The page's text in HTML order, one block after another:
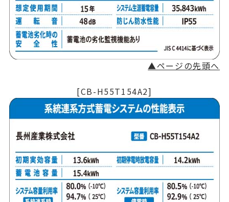
▲ページの先頭へ
[CB-H55T154A2]